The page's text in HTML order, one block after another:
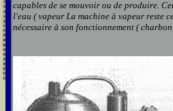
capables de se mouvoir ou de produire.
l'eau ( vapeur La machine à vapeur reste
nécessaire à son fonctionnement (